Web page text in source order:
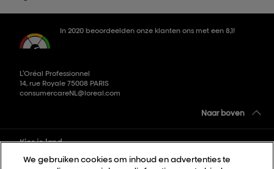
In 2020 beoordeelden onze klanten ons met een 8,1!
L’Oréal Professionnel
14, rue Royale 75008 PARIS
consumercareNL@loreal.com
Naar boven
Kies je land
We gebruiken cookies om inhoud en advertenties te